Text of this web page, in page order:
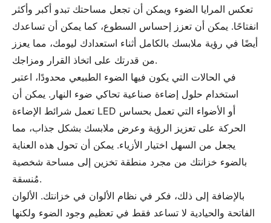
تعكس المرايا الضوء ويمكن أن تجعل مساحتك تبدو أكبر وأكثر
انفتاحًا. يمكن أن تعزز إحساس السطوع، كما يمكن أن تساعدك
أيضًا في رؤية ملابسك بالكامل أثناء استعدادك ليومك، مما يعزز
من قدرتك على اتخاذ القرار ومزاجك.
في الحالات التي يكون فيها الضوء الطبيعي محدودًا، اعتبر
استخدام حلول إضاءة صناعية تحاكي ضوء النهار. يمكن أن
تعمل شرائط الإضاءة LED أو الأضواء التي تعمل بحساس
الحركة على تعزيز الرؤية وعرض ملابسك بشكل جذاب، مما
يجعل من السهل اختيار الأزياء. يمكن أن تحول هذه العناية
بالضوء خزانتك من مجرد منطقة تخزين إلى مساحة شخصية
مُنسقة.
بالإضافة إلى ذلك، فكر في نظام الألوان في خزانتك. الألوان
الفاتحة والحيادية لا تساعد فقط في تعظيم وجود الضوء ولكنها